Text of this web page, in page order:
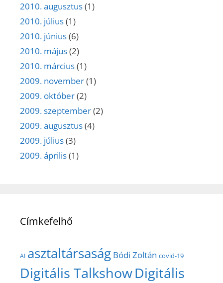
2010. augusztus(1)
2010. július(1)
2010. június(6)
2010. május(2)
2010. március(1)
2009. november(1)
2009. október(2)
2009. szeptember(2)
2009. augusztus(4)
2009. július(3)
2009. április(1)
Címkefelhő
AI asztaltársaság Bódi Zoltán covid-19
Digitális TalkshowDigitális